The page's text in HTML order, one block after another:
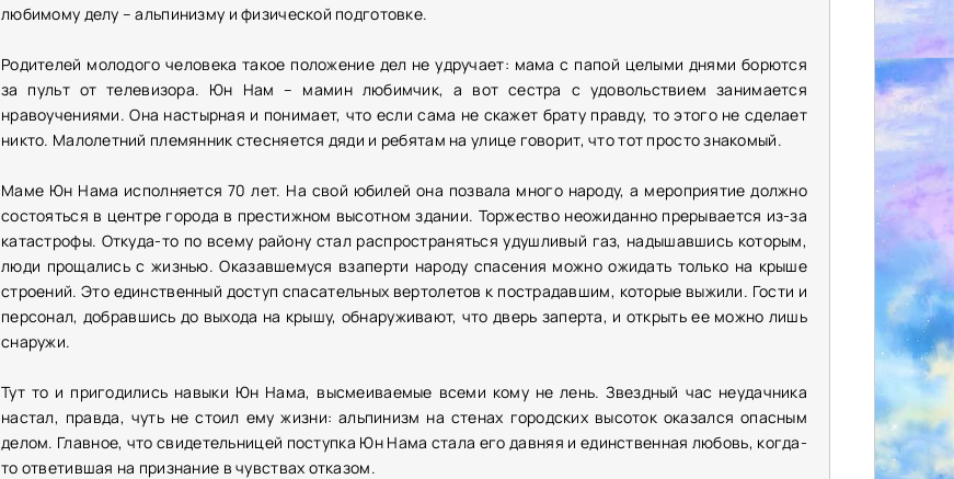
любимому делу – альпинизму и физической подготовке.
Родителей молодого человека такое положение дел не удручает: мама с папой целыми днями борются
за пульт от телевизора. Юн Нам – мамин любимчик, а вот сестра с удовольствием занимается
нравоучениями. Она настырная и понимает, что если сама не скажет брату правду, то этого не сделает
никто. Малолетний племянник стесняется дяди и ребятам на улице говорит, что тот просто знакомый.
Маме Юн Нама исполняется 70 лет. На свой юбилей она позвала много народу, а мероприятие должно
состояться в центре города в престижном высотном здании. Торжество неожиданно прерывается из-за
катастрофы. Откуда-то по всему району стал распространяться удушливый газ, надышавшись которым,
люди прощались с жизнью. Оказавшемуся взаперти народу спасения можно ожидать только на крыше
строений. Это единственный доступ спасательных вертолетов к пострадавшим, которые выжили. Гости и
персонал, добравшись до выхода на крышу, обнаруживают, что дверь заперта, и открыть ее можно лишь
снаружи.
Тут то и пригодились навыки Юн Нама, высмеиваемые всеми кому не лень. Звездный час неудачника
настал, правда, чуть не стоил ему жизни: альпинизм на стенах городских высоток оказался опасным
делом. Главное, что свидетельницей поступка Юн Нама стала его давняя и единственная любовь, когда-
то ответившая на признание в чувствах отказом.